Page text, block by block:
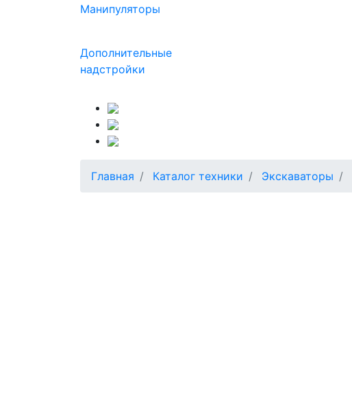
Манипуляторы
Дополнительные
надстройки
Главная Каталог техники Экскаваторы